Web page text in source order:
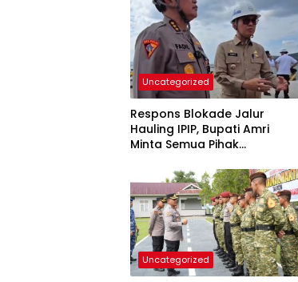
Uncategorized
Respons Blokade Jalur
Hauling IPIP, Bupati Amri
Minta Semua Pihak
Kepastian Hukum
Uncategorized